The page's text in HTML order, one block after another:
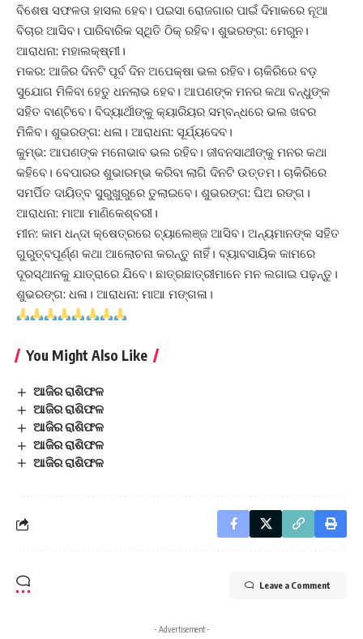
ବିଶେଷ ସଫଳତା ହାସଲ ହେବ। ପଇସା ରୋଜଗାର ପାଇଁ ଦିମାକରେ ନୂଆ
ବିଚାର ଆସିବ। ପାରିବାରିକ ସ୍ଥିତି ଠିକ୍‌ ରହିବ। ଶୁଭରଙ୍ଗ: ମେରୁନ।
ଆରାଧନା: ମହାଲକ୍ଷ୍ମୀ।
ମକର: ଆଜିର ଦିନଟି ପୂର୍ବ ଦିନ ଅପେକ୍ଷା ଭଲ ରହିବ। ଚାକିରିରେ ବଡ଼
ସୁଯୋଗ ମିଳିବା ହେତୁ ଧନଲାଭ ହେବ। ଆପଣଙ୍କ ମନର କଥା ବନ୍ଧୁଙ୍କ
ସହିତ ବାଣ୍ଟିବେ। ବିଦ୍ୟାର୍ଥୀଙ୍କୁ କ୍ୟାରିୟର ସମ୍ବନ୍ଧରେ ଭଲ ଖବର
ମିଳିବ। ଶୁଭରଙ୍ଗ: ଧଳା। ଆରାଧନା: ସୂର୍ଯ୍ୟଦେବ।
କୁମ୍ଭ: ଆପଣଙ୍କ ମନୋଭାବ ଭଲ ରହିବ। ଜୀବନସାଥୀଙ୍କୁ ମନର କଥା
କହିବେ। ବେପାରର ଶୁଭାରମ୍ଭ କରିବା ଲାଗି ଦିନଟି ଉତ୍ତମ। ଚାକିରିରେ
ସମର୍ପିତ ଦାୟିତ୍ବ ସୁରୁଖୁରୁରେ ତୁଲାଇବେ। ଶୁଭରଙ୍ଗ: ଘିଅ ରଙ୍ଗ।
ଆରାଧନା: ମାଆ ମାଣିକେଶ୍ବରୀ।
ମୀନ: କାମ ଧନ୍ଦା କ୍ଷେତ୍ରରେ ଚ୍ୟାଲେଞ୍ଜ ଆସିବ। ଅନ୍ୟମାନଙ୍କ ସହିତ
ଗୁରୁତ୍ବପୂର୍ଣ୍ଣ କଥା ଆଲୋଚନା କରନ୍ତୁ ନାହିଁ। ବ୍ୟାବସାୟିକ କାମରେ
ଦୂରସ୍ଥାନକୁ ଯାତ୍ରାରେ ଯିବେ। ଛାତ୍ରଛାତ୍ରୀମାନେ ମନ ଲଗାଇ ପଢ଼ନ୍ତୁ।
ଶୁଭରଙ୍ଗ: ଧଳା। ଆରାଧନା: ମାଆ ମଙ୍ଗଳା।
You Might Also Like
ଆଜିର ରାଶିଫଳ
ଆଜିର ରାଶିଫଳ
ଆଜିର ରାଶିଫଳ
ଆଜିର ରାଶିଫଳ
ଆଜିର ରାଶିଫଳ
Leave a Comment
- Advertisement -